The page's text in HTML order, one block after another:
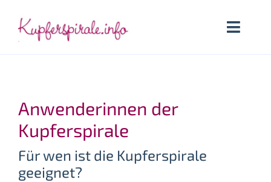
Inhalt
springen
Toggle
Kupferspirale
Welche Kupferspirale
Anwenderinnen der
Kupferspirale
Für wen ist die Kupferspirale
geeignet?